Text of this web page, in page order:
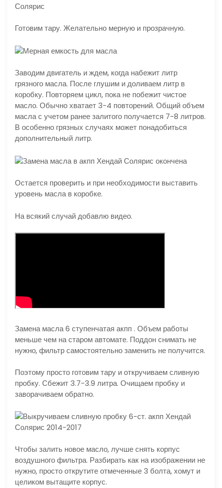
Готовим тару. Желательно мерную и прозрачную.
Заводим двигатель и ждем, когда набежит литр
грязного масла. После глушим и доливаем литр в
коробку. Повторяем цикл, пока не побежит чистое
масло. Обычно хватает 3-4 повторений. Общий объем
масла с учетом ранее залитого получается 7-8 литров.
В особенно грязных случаях может понадобиться
дополнительный литр.
Остается проверить и при необходимости выставить
уровень масла в коробке.
На всякий случай добавлю видео.
Замена масла 6 ступенчатая акпп . Объем работы
меньше чем на старом автомате. Поддон снимать не
нужно, фильтр самостоятельно заменить не получится.
Поэтому просто готовим тару и откручиваем сливную
пробку. Сбежит 3.7-3.9 литра. Очищаем пробку и
заворачиваем обратно.
Чтобы залить новое масло, лучше снять корпус
воздушного фильтра. Разбирать как на изображении не
нужно, просто открутите отмеченные 3 болта, хомут и
целиком вытащите корпус.